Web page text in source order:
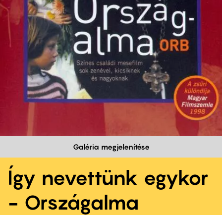
Galéria megjelenítése
Így nevettünk egykor
- Országalma